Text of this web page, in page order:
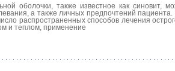
оболочки, также известное как
а также личных предпочтений
распространенных способов лечения
и теплом, применение